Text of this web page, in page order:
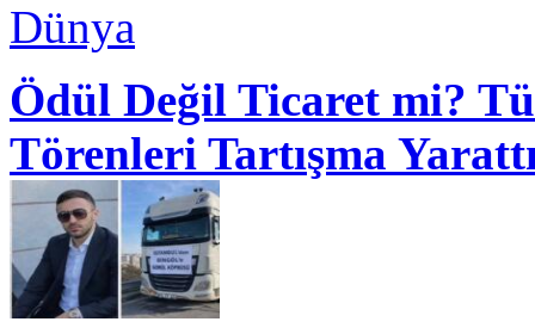
Dünya
Ödül Değil Ticaret mi?
Törenleri Tartışma